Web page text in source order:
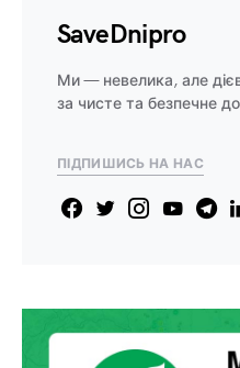
SaveDnipro
Ми — невелика, але
за чисте та безпечне
ПІДПИШИСЬ НА НАС